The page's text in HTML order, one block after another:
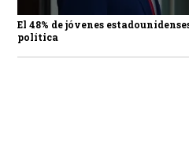
El 48% de jóvenes
política